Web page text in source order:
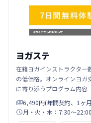
ヨガステ
在籍ヨガインストラクター
の低価格。オンラインヨ
に寄り添うプログラム内容
6,490円(年間契約、1ヶ
月・火・木：7:30〜